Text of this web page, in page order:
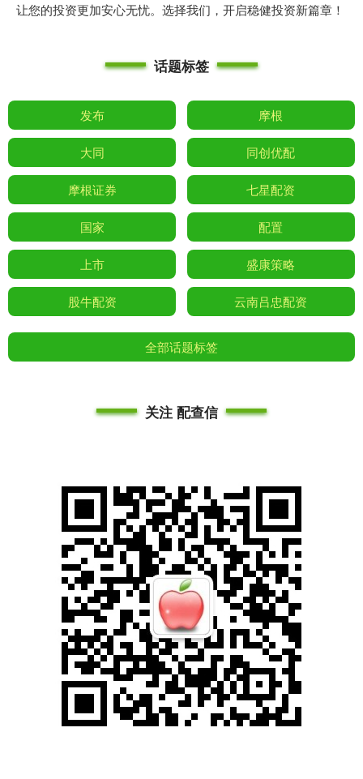
让您的投资更加安心无忧。选择我们，开启稳健投资新篇章！
话题标签
发布 摩根
大同 同创优配
摩根证券 七星配资
国家 配置
上市 盛康策略
股牛配资 云南吕忠配资
全部话题标签
关注 配查信